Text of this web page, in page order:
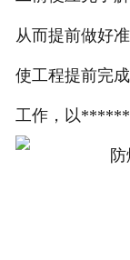
从而提前做好
使工程提前完
工作，以******